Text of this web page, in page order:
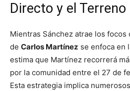
Directo y el Terreno
Mientras Sánchez atrae los focos
de Carlos Martínez se enfoca en
estima que Martínez recorrerá
por la comunidad entre el 27 de
Esta estrategia implica